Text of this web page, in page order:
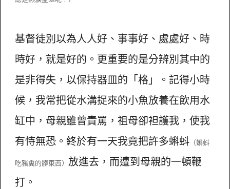
基督徒別以為人人好、事事好、處處好、時
時好，就是好的。更重要的是分辨別其中的
是非得失，以保持器皿的「格」。記得小時
候，我常把從水溝捉來的小魚放養在飲用水
缸中，母親雖曾責罵，祖母卻袒護我，使我
有恃無恐。終於有一天我竟把許多蝌蚪 （蝌蚪
吃豬糞的髒東西） 放進去，而遭到母親的一頓鞭
打。